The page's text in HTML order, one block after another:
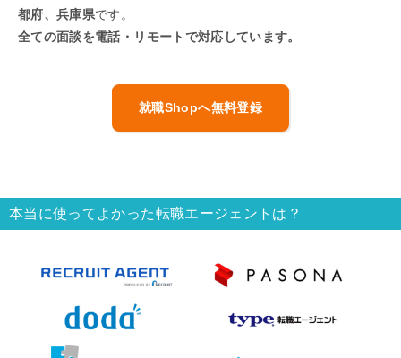
都府、兵庫県です。
全ての面談を電話・リモートで対応しています。
就職Shopへ無料登録
本当に使ってよかった転職エージェントは？